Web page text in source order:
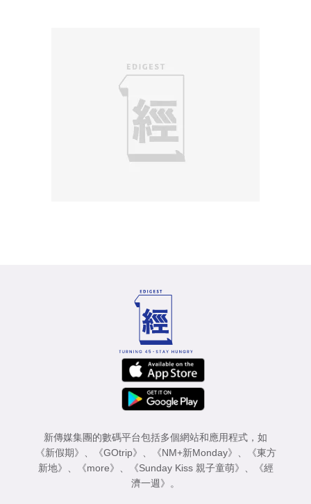
新傳媒集團的數碼平台包括多個網站和應用程式，如
《新假期》
《GOtrip》 《NM+新Monday》
《東方
新地》
《more》 《Sunday Kiss 親子童萌》
《經
濟一週》
。